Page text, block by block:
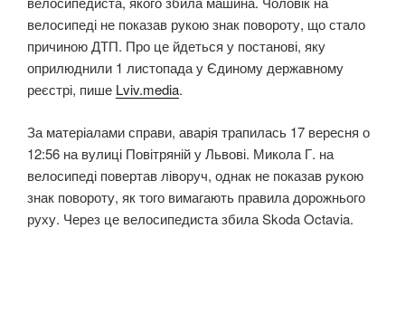
велосипеді не показав рукою знак повороту, що стало
причиною ДТП. Про це йдеться у постанові, яку
оприлюднили 1 листопада у Єдиному державному
реєстрі, пише Lviv.media.
За матеріалами справи, аварія трапилась 17 вересня о
12:56 на вулиці Повітряній у Львові. Микола Г. на
велосипеді повертав ліворуч, однак не показав рукою
знак повороту, як того вимагають правила дорожнього
руху. Через це велосипедиста збила Skoda Octavia.